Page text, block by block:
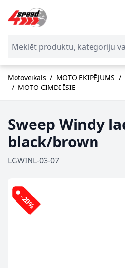
Skip to Content
Motoveikals / MOTO EKIPĒJUMS /
/ MOTO CIMDI ĪSIE
Sweep Windy
black/brown
LGWINL-03-07
-20%